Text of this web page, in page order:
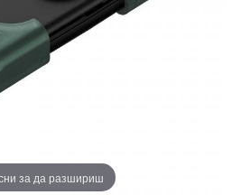
за да разшириш